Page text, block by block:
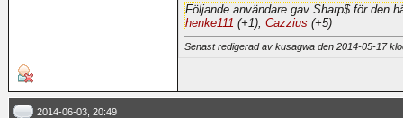
Följande användare gav Sharp$ för den
henke111 (+1), Cazzius (+5)
Senast redigerad av kusagwa den 2014-05-17
2014-06-03, 20:49